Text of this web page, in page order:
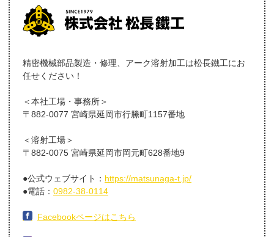
精密機械部品製造・修理、アーク溶射加工は松長鐵工にお
任せください！
＜本社工場・事務所＞
〒882-0077 宮崎県延岡市行縢町1157番地
＜溶射工場＞
〒882-0075 宮崎県延岡市岡元町628番地9
●公式ウェブサイト： https://matsunaga-t.jp/
●電話： 0982-38-0114
Facebookページはこちら